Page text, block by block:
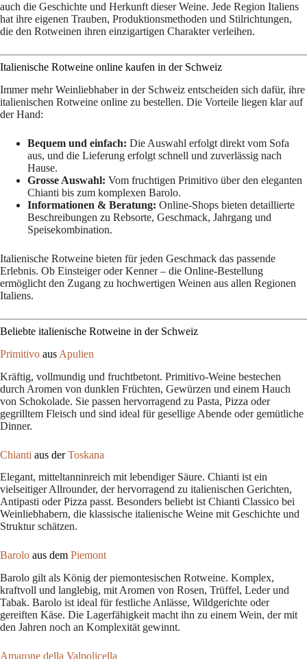
auch die Geschichte und Herkunft dieser Weine. Jede Region Italiens
hat ihre eigenen Trauben, Produktionsmethoden und Stilrichtungen,
die den Rotweinen ihren einzigartigen Charakter verleihen.
Italienische Rotweine online kaufen in der Schweiz
Immer mehr Weinliebhaber in der Schweiz entscheiden sich dafür, ihre
italienischen Rotweine online zu bestellen. Die Vorteile liegen klar auf
der Hand:
Bequem und einfach: Die Auswahl erfolgt direkt vom Sofa
aus, und die Lieferung erfolgt schnell und zuverlässig nach
Hause.
Grosse Auswahl: Vom fruchtigen Primitivo über den eleganten
Chianti bis zum komplexen Barolo.
Informationen & Beratung: Online-Shops bieten detaillierte
Beschreibungen zu Rebsorte, Geschmack, Jahrgang und
Speisekombination.
Italienische Rotweine bieten für jeden Geschmack das passende
Erlebnis. Ob Einsteiger oder Kenner – die Online-Bestellung
ermöglicht den Zugang zu hochwertigen Weinen aus allen Regionen
Italiens.
Beliebte italienische Rotweine in der Schweiz
Primitivo aus Apulien
Kräftig, vollmundig und fruchtbetont. Primitivo-Weine bestechen
durch Aromen von dunklen Früchten, Gewürzen und einem Hauch
von Schokolade. Sie passen hervorragend zu Pasta, Pizza oder
gegrilltem Fleisch und sind ideal für gesellige Abende oder gemütliche
Dinner.
Chianti aus derToskana
Elegant, mitteltanninreich mit lebendiger Säure. Chianti ist ein
vielseitiger Allrounder, der hervorragend zu italienischen Gerichten,
Antipasti oder Pizza passt. Besonders beliebt ist Chianti Classico bei
Weinliebhabern, die klassische italienische Weine mit Geschichte und
Struktur schätzen.
Barolo aus dem Piemont
Barolo gilt als König der piemontesischen Rotweine. Komplex,
kraftvoll und langlebig, mit Aromen von Rosen, Trüffel, Leder und
Tabak. Barolo ist ideal für festliche Anlässe, Wildgerichte oder
gereiften Käse. Die Lagerfähigkeit macht ihn zu einem Wein, der mit
den Jahren noch an Komplexität gewinnt.
Amarone della Valpolicella